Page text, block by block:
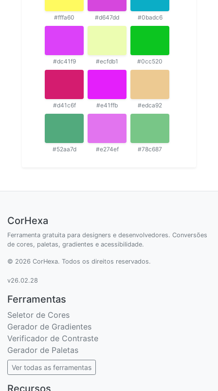
#fffa60 #d647dd #0badc6
#dc41f9 #ecfdb1 #0cc520
#d41c6f #e41ffb #edca92
#52aa7d #e274ef #78c687
CorHexa
Ferramenta gratuita para designers e desenvolvedores. Conversões
de cores, paletas, gradientes e acessibilidade.
© 2026 CorHexa. Todos os direitos reservados.
v26.02.28
Ferramentas
Seletor de Cores
Gerador de Gradientes
Verificador de Contraste
Gerador de Paletas
Ver todas as ferramentas
Recursos